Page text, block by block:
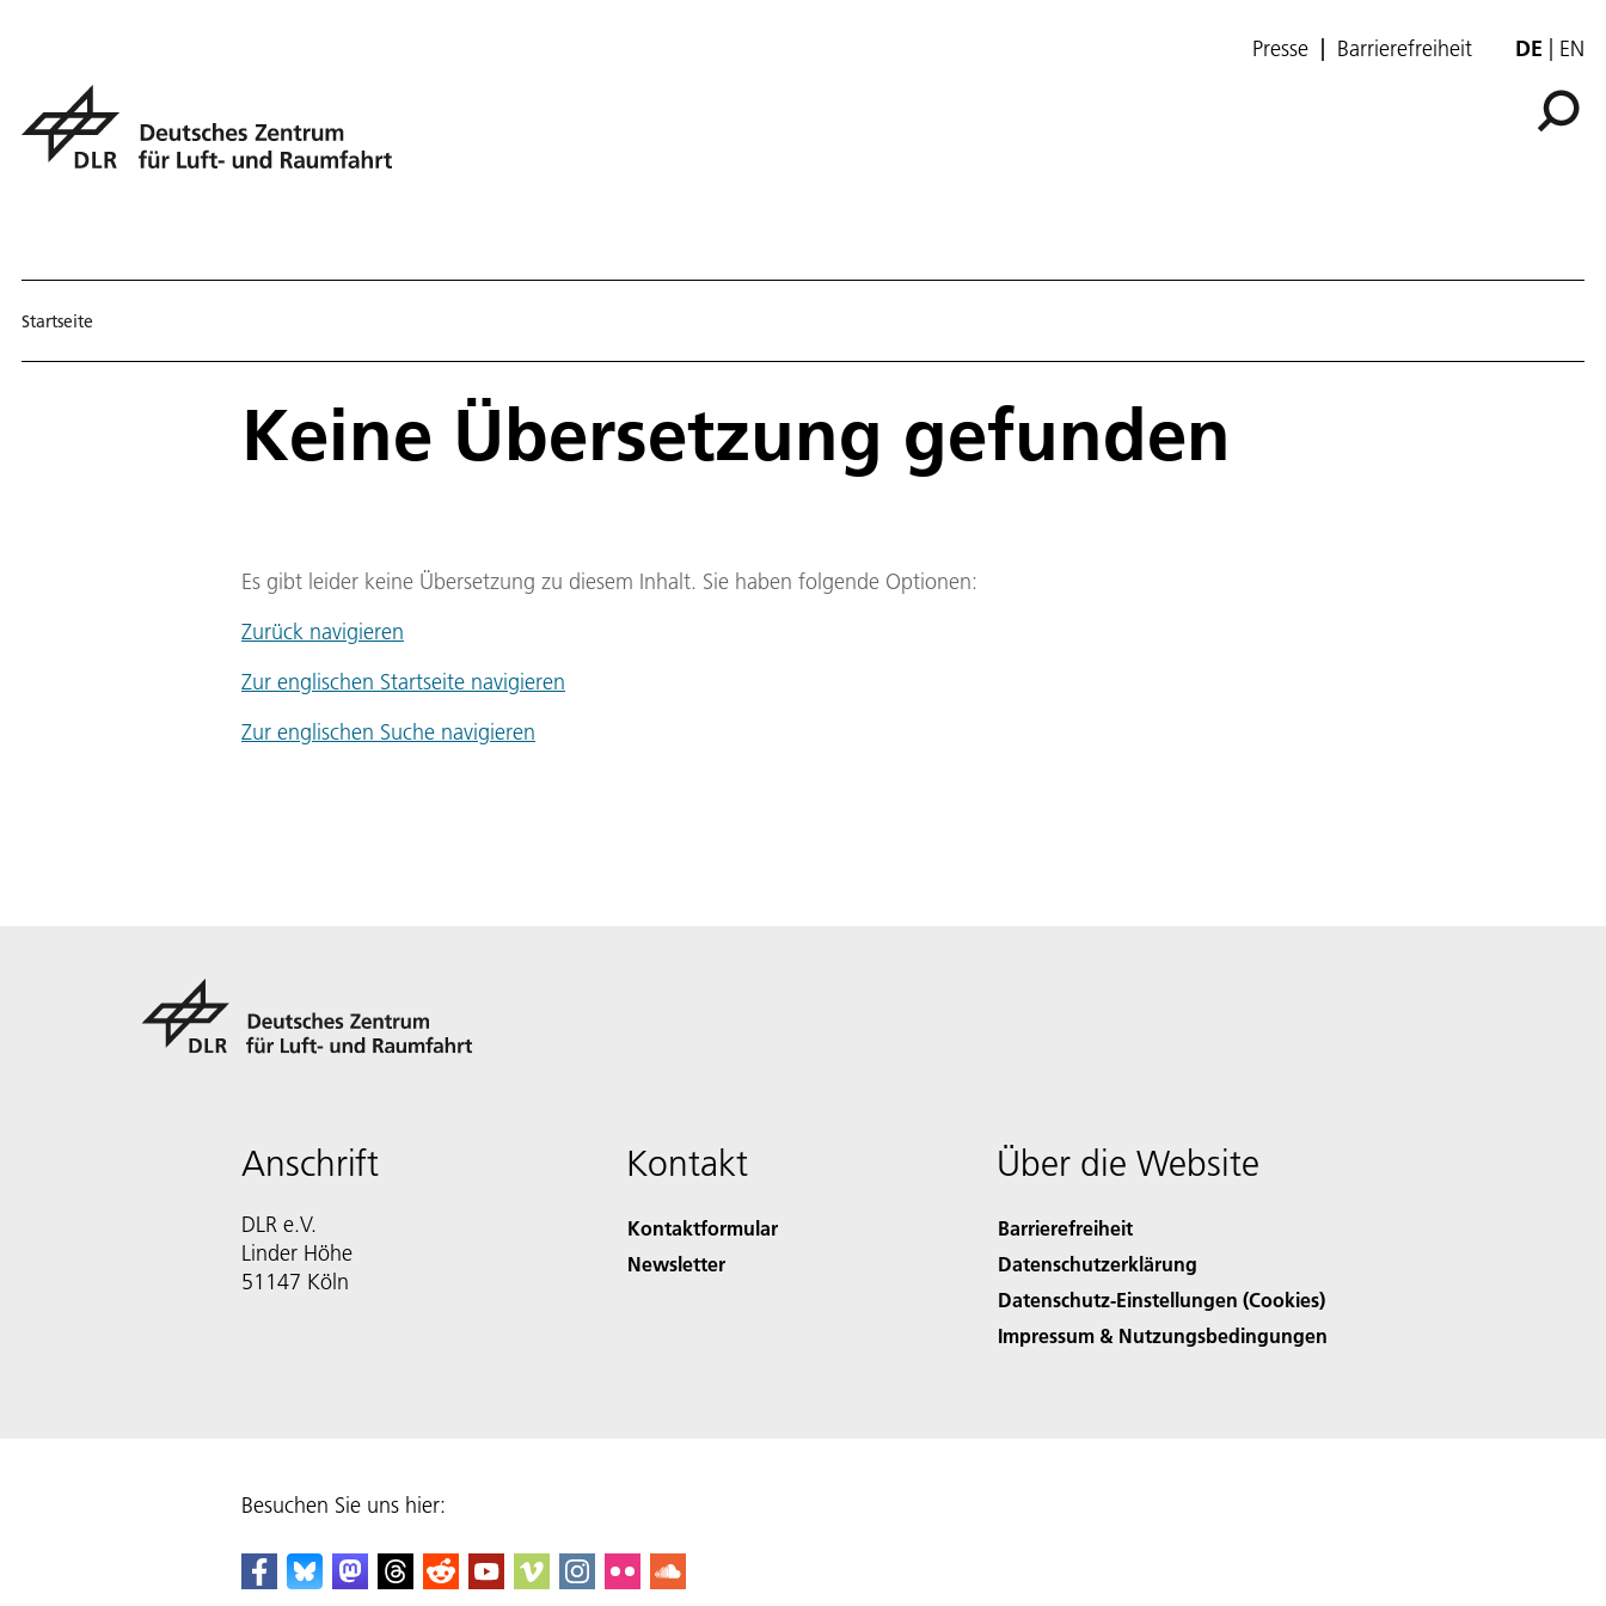
Presse Barrierefreiheit DE EN
Startseite
Keine Übersetzung gefunden
Es gibt leider keine Übersetzung zu diesem Inhalt. Sie haben folgende Optionen:
Zurück navigieren
Zur englischen Startseite navigieren
Zur englischen Suche navigieren
Anschrift
DLR e.V.
Linder Höhe
51147 Köln
Kontakt
Kontaktformular
Newsletter
Über die Website
Barrierefreiheit
Datenschutzerklärung
Datenschutz-Einstellungen (Cookies)
Impressum & Nutzungsbedingungen
Besuchen Sie uns hier: